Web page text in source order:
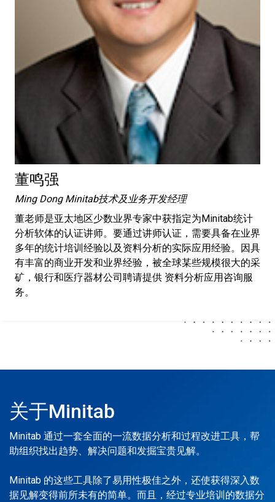
董鸣强
Ming Dong Minitab技术及业务开发经理
董老师是亚太地区少数业界专家中获指定为Minitab统计
分析软体的认证讲师。要通过讲师认证，需要具备在业界
多年的统计培训经验以及资料分析的实际应用经验。因具
有丰富的商业开发和业界经验，被全球某些规模很大的采
矿，银行和医疗器材公司聘请提供 资料分析应用咨询服
务。
关于Minitab
Minitab 通过一套全面的一流数据分析和过程改进工具，帮
助组织找出趋势、解决问题和发掘宝贵见解。
Minitab 的这些工具除了易用性极佳之外，还使获得深入数
据见解变得前所未有的简单。而且，经过专业培训的数据分